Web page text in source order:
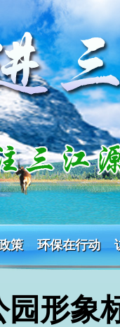
策 环保在行动
园形